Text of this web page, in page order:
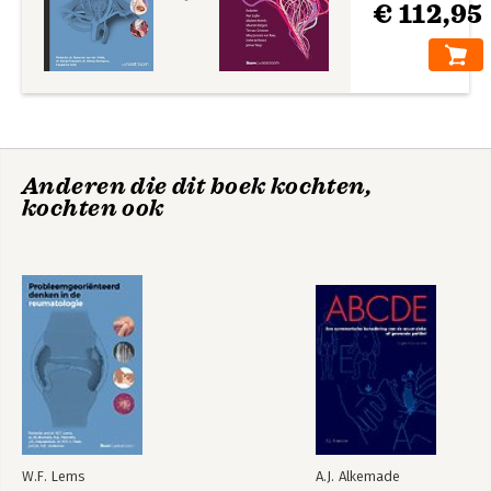
€ 112,95
Anderen die dit boek kochten,
kochten ook
W.F. Lems A.J. Alkemade